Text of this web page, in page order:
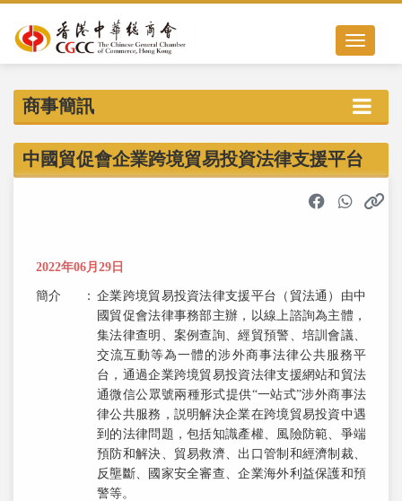
Toggle
商事簡訊
中國貿促會企業跨境貿易投資法律支援平台
2022年06月29日
簡介 ： 企業跨境貿易投資法律支援平台（貿法通）由中
國貿促會法律事務部主辦，以線上諮詢為主體，
集法律查明、案例查詢、經貿預警、培訓會議、
交流互動等為一體的涉外商事法律公共服務平
台，通過企業跨境貿易投資法律支援網站和貿法
通微信公眾號兩種形式提供“一站式”涉外商事法
律公共服務，説明解決企業在跨境貿易投資中遇
到的法律問題，包括知識產權、風險防範、爭端
預防和解決、貿易救濟、出口管制和經濟制裁、
反壟斷、國家安全審查、企業海外利益保護和預
警等。